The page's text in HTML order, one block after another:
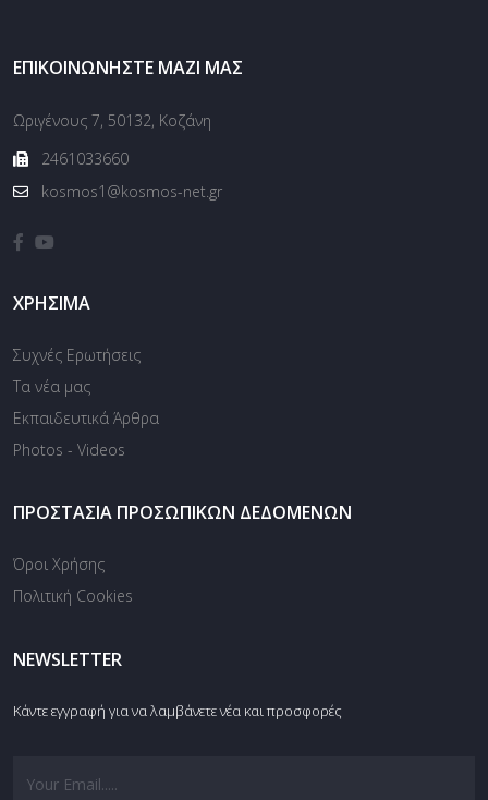
ΕΠΙΚΟΙΝΩΝΉΣΤΕ ΜΑΖΊ ΜΑΣ
Ωριγένους 7, 50132, Κοζάνη
2461033660
kosmos1@kosmos-net.gr
ΧΡΉΣΙΜΑ
Συχνές Ερωτήσεις
Τα νέα μας
Εκπαιδευτικά Άρθρα
Photos - Videos
ΠΡΟΣΤΑΣΊΑ ΠΡΟΣΩΠΙΚΏΝ ΔΕΔΟΜΈΝΩΝ
Όροι Χρήσης
Πολιτική Cookies
NEWSLETTER
Κάντε εγγραφή για να λαμβάνετε νέα και προσφορές